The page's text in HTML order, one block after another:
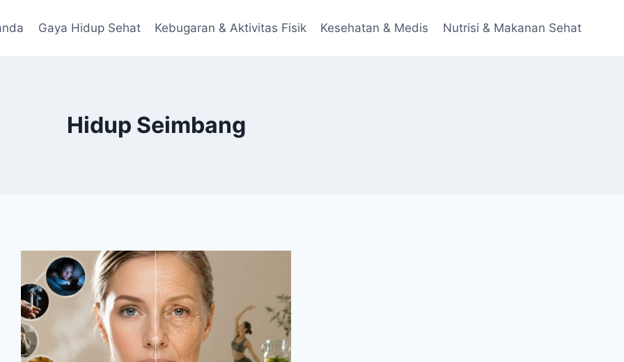
Gaya Hidup Sehat Kebugaran & Aktivitas Fisik Kesehatan & Medis Nutrisi & Makanan Sehat
Hidup Seimbang